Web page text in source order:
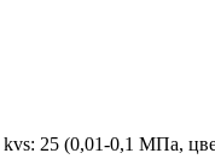
kvs: 25 (0,01-0,1 МПа,